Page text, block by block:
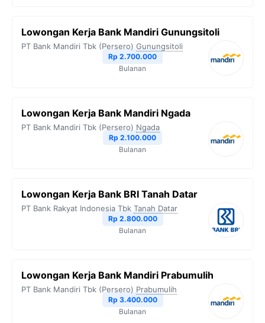
Lowongan Kerja Bank Mandiri Gunungsitoli
PT Bank Mandiri Tbk (Persero) Gunungsitoli
Rp 2.700.000
Bulanan
Lowongan Kerja Bank Mandiri Ngada
PT Bank Mandiri Tbk (Persero) Ngada
Rp 2.100.000
Bulanan
Lowongan Kerja Bank BRI Tanah Datar
PT Bank Rakyat Indonesia Tbk Tanah Datar
Rp 2.800.000
Bulanan
Lowongan Kerja Bank Mandiri Prabumulih
PT Bank Mandiri Tbk (Persero) Prabumulih
Rp 3.400.000
Bulanan